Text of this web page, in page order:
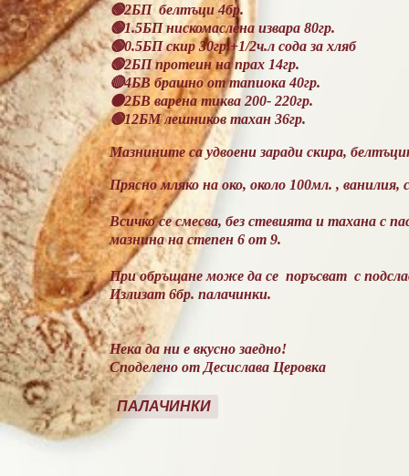
🟢2БП белтъци 4бр.
🟢1.5БП нискомаслена извара 80гр.
🟢0.5БП скир 30гр.+1/2ч.л сода за хляб
🟢2БП протеин на прах 14гр.
🔴4БВ брашно от тапиока 40гр.
🟠2БВ варена тиква 200- 220гр.
🟢12БМ лешников тахан 36гр.
Мазнините са удвоени заради скира,
Прясно мляко на око, около 100мл. ,
Всичко се смесва, без стевията и тахана с
мазнина на степен 6 от 9.
При обръщане може да се поръсват с
Излизат 6бр. палачинки.
Нека да ни е вкусно заедно!
Споделено от Десислава Церовка
ПАЛАЧИНКИ